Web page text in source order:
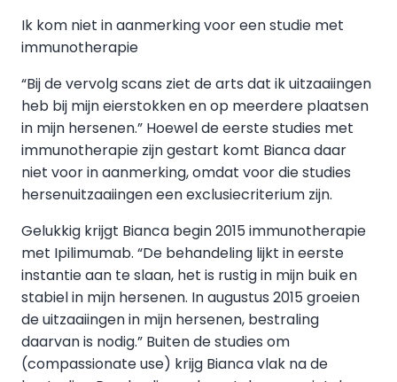
Ik kom niet in aanmerking voor een studie met
immunotherapie
“Bij de vervolg scans ziet de arts dat ik uitzaaiingen
heb bij mijn eierstokken en op meerdere plaatsen
in mijn hersenen.” Hoewel de eerste studies met
immunotherapie zijn gestart komt Bianca daar
niet voor in aanmerking, omdat voor die studies
hersenuitzaaiingen een exclusiecriterium zijn.
Gelukkig krijgt Bianca begin 2015 immunotherapie
met Ipilimumab. “De behandeling lijkt in eerste
instantie aan te slaan, het is rustig in mijn buik en
stabiel in mijn hersenen. In augustus 2015 groeien
de uitzaaiingen in mijn hersenen, bestraling
daarvan is nodig.” Buiten de studies om
(compassionate use) krijg Bianca vlak na de